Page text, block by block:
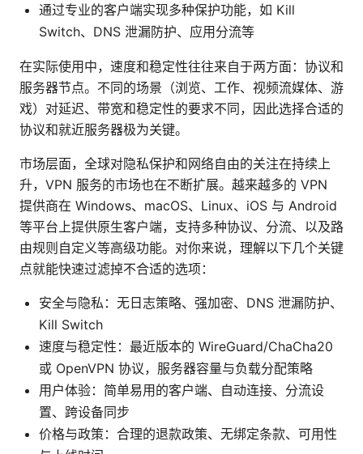
通过专业的客户端实现多种保护功能，如 Kill
Switch、DNS 泄漏防护、应用分流等
在实际使用中，速度和稳定性往往来自于两方面：协议和
服务器节点。不同的场景（浏览、工作、视频流媒体、游
戏）对延迟、带宽和稳定性的要求不同，因此选择合适的
协议和就近服务器极为关键。
市场层面，全球对隐私保护和网络自由的关注在持续上
升，VPN 服务的市场也在不断扩展。越来越多的 VPN
提供商在 Windows、macOS、Linux、iOS 与 Android
等平台上提供原生客户端，支持多种协议、分流、以及路
由规则自定义等高级功能。对你来说，理解以下几个关键
点就能快速过滤掉不合适的选项：
安全与隐私：无日志策略、强加密、DNS 泄漏防护、
Kill Switch
速度与稳定性：最近版本的 WireGuard/ChaCha20
或 OpenVPN 协议，服务器容量与负载分配策略
用户体验：简单易用的客户端、自动连接、分流设
置、跨设备同步
价格与政策：合理的退款政策、无绑定条款、可用性